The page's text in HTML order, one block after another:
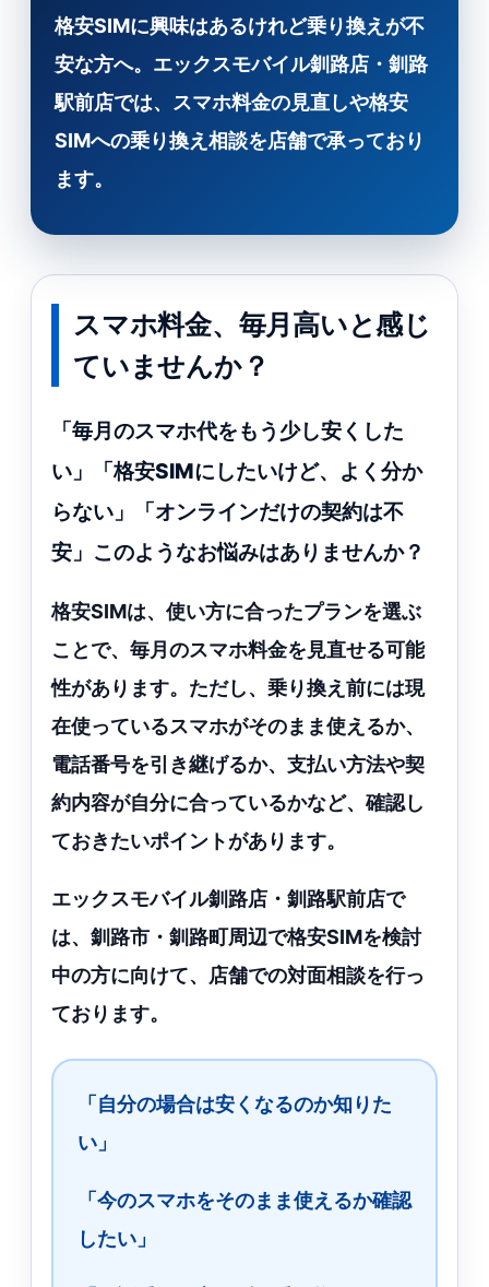
格安SIMに興味はあるけれど乗り換えが不
安な方へ。エックスモバイル釧路店・釧路
駅前店では、スマホ料金の見直しや格安
SIMへの乗り換え相談を店舗で承っており
ます。
スマホ料金、毎月高いと感じ
ていませんか？
「毎月のスマホ代をもう少し安くした
い」「格安SIMにしたいけど、よく分か
らない」「オンラインだけの契約は不
安」このようなお悩みはありませんか？
格安SIMは、使い方に合ったプランを選ぶ
ことで、毎月のスマホ料金を見直せる可能
性があります。ただし、乗り換え前には現
在使っているスマホがそのまま使えるか、
電話番号を引き継げるか、支払い方法や契
約内容が自分に合っているかなど、確認し
ておきたいポイントがあります。
エックスモバイル釧路店・釧路駅前店で
は、釧路市・釧路町周辺で格安SIMを検討
中の方に向けて、店舗での対面相談を行っ
ております。
「自分の場合は安くなるのか知りた
い」
「今のスマホをそのまま使えるか確認
したい」